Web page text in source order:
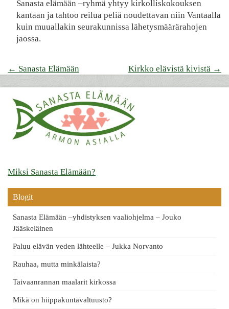
Sanasta elämään –ryhmä yhtyy kirkolliskokouksen
kantaan ja tahtoo reilua peliä noudettavan niin Vantaalla
kuin muuallakin seurakunnissa lähetysmäärärahojen
jaossa.
Post
navigation
← Sanasta Elämään Kirkko elävistä kivistä →
Miksi Sanasta Elämään?
Blogit
Sanasta Elämään –yhdistyksen vaaliohjelma – Jouko
Jääskeläinen
Paluu elävän veden lähteelle – Jukka Norvanto
Rauhaa, mutta minkälaista?
Taivaanrannan maalarit kirkossa
Mikä on hiippakuntavaltuusto?